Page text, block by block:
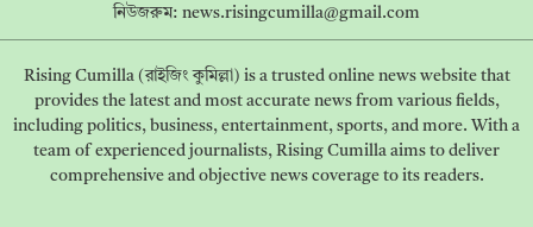
নিউজরুম: news.risingcumilla@gmail.com
Rising Cumilla (রাইজিং কুমিল্লা) is a trusted online news website that
provides the latest and most accurate news from various fields,
including politics, business, entertainment, sports, and more. With a
team of experienced journalists, Rising Cumilla aims to deliver
comprehensive and objective news coverage to its readers.